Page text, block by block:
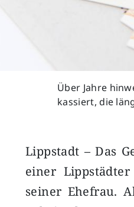
Über Jahre
kassiert, die
Lippstadt – Das
einer
seiner Ehefrau.